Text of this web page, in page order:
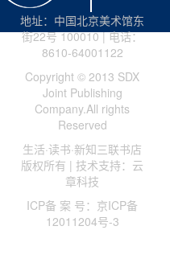
对接
力
平机遇
胜劣汰
信任
地址：中国北京美术馆东
街22号 100010 | 电话：
8610-64001122
Copyright © 2013 SDX
Joint Publishing
Company.All rights
Reserved
生活·读书·新知三联书店
版权所有 | 技术支持：云
章科技
ICP备 案 号：京ICP备
12011204号-3